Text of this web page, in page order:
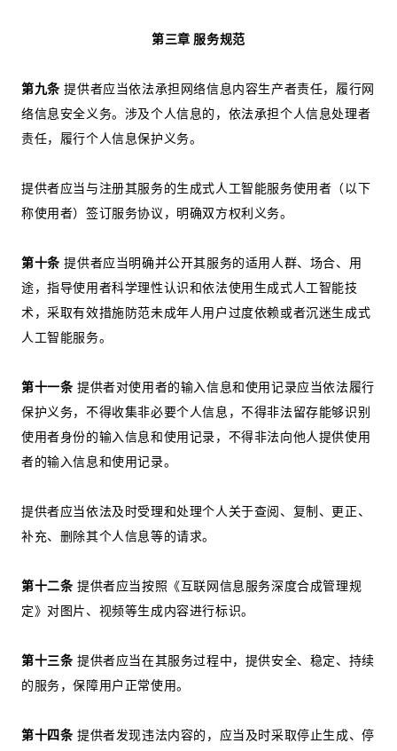
第三章 服务规范
第九条 提供者应当依法承担网络信息内容生产者责任，履行网
络信息安全义务。涉及个人信息的，依法承担个人信息处理者
责任，履行个人信息保护义务。
提供者应当与注册其服务的生成式人工智能服务使用者（以下
称使用者）签订服务协议，明确双方权利义务。
第十条 提供者应当明确并公开其服务的适用人群、场合、用
途，指导使用者科学理性认识和依法使用生成式人工智能技
术，采取有效措施防范未成年人用户过度依赖或者沉迷生成式
人工智能服务。
第十一条 提供者对使用者的输入信息和使用记录应当依法履行
保护义务，不得收集非必要个人信息，不得非法留存能够识别
使用者身份的输入信息和使用记录，不得非法向他人提供使用
者的输入信息和使用记录。
提供者应当依法及时受理和处理个人关于查阅、复制、更正、
补充、删除其个人信息等的请求。
第十二条 提供者应当按照《互联网信息服务深度合成管理规
定》对图片、视频等生成内容进行标识。
第十三条 提供者应当在其服务过程中，提供安全、稳定、持续
的服务，保障用户正常使用。
第十四条 提供者发现违法内容的，应当及时采取停止生成、停